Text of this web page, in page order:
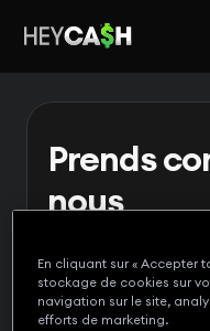
Prends
nous
de tes nouvelles.
En cliquant sur « Accepter
stockage de cookies sur
navigation sur le site,
efforts de marketing.